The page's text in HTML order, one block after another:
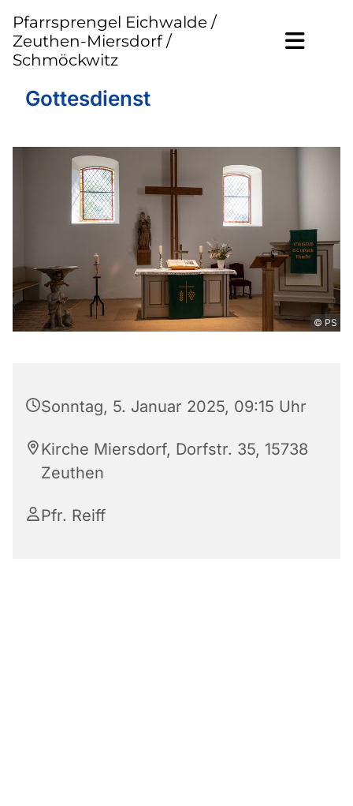
Pfarrsprengel Eichwalde /
Zeuthen-Miersdorf /
Schmöckwitz
Gottesdienst
© PS
Sonntag, 5. Januar 2025, 09:15 Uhr
Kirche Miersdorf, Dorfstr. 35, 15738
Zeuthen
Pfr. Reiff